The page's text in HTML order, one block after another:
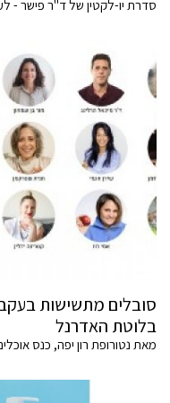
סדרת יו-לקטין של ד"ר פישר -
סובלים מתשישות
בלוטת האדרנל
מאת נטורופת רון יפה, כנס